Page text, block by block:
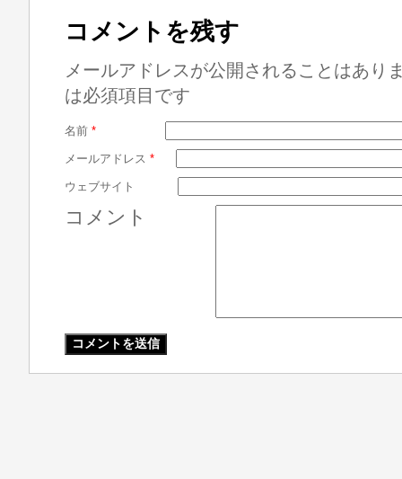
コメントを残す
メールアドレスが公開されることはあり
は必須項目です
名前 *
メールアドレス *
ウェブサイト
コメント